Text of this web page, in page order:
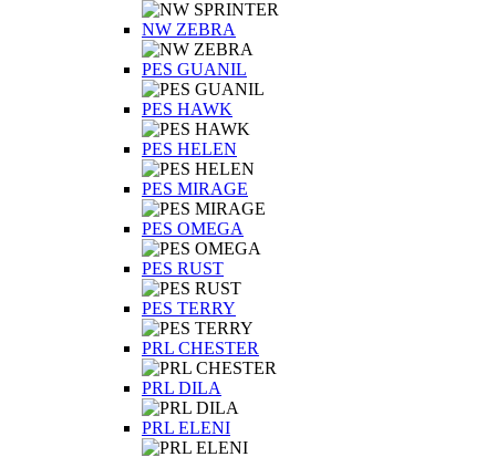
NW ZEBRA
PES GUANIL
PES HAWK
PES HELEN
PES MIRAGE
PES OMEGA
PES RUST
PES TERRY
PRL CHESTER
PRL DILA
PRL ELENI